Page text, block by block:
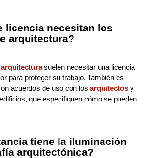
licencia necesitan los
arquitectura?
suelen necesitar una licencia
para proteger su trabajo. También es
acuerdos de uso con los arquitectos y
que especifiquen cómo se pueden
tiene la iluminación
arquitectónica?